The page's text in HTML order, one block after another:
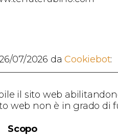
07/2026 daCookiebot:
il sito web
web non è in grado
Scopo